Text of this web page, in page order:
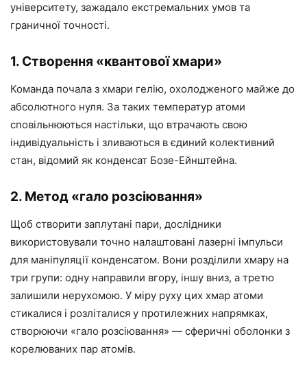
університету, зажадало екстремальних умов та
граничної точності.
1. Створення «квантової хмари»
Команда почала з хмари гелію, охолодженого майже до
абсолютного нуля. За таких температур атоми
сповільнюються настільки, що втрачають свою
індивідуальність і зливаються в єдиний колективний
стан, відомий як конденсат Бозе-Ейнштейна.
2. Метод «гало розсіювання»
Щоб створити заплутані пари, дослідники
використовували точно налаштовані лазерні імпульси
для маніпуляції конденсатом. Вони розділили хмару на
три групи: одну направили вгору, іншу вниз, а третю
залишили нерухомою. У міру руху цих хмар атоми
стикалися і розліталися у протилежних напрямках,
створюючи «гало розсіювання» — сферичні оболонки з
корелюваних пар атомів.